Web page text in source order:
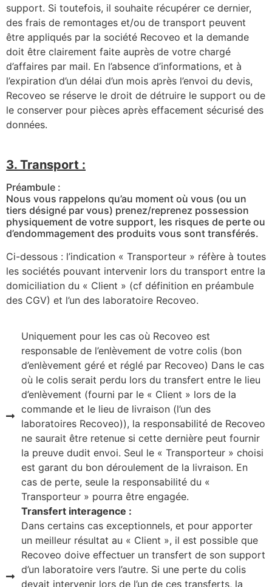
support. Si toutefois, il souhaite récupérer ce dernier,
des frais de remontages et/ou de transport peuvent
être appliqués par la société Recoveo et la demande
doit être clairement faite auprès de votre chargé
d’affaires par mail. En l’absence d’informations, et à
l’expiration d’un délai d’un mois après l’envoi du devis,
Recoveo se réserve le droit de détruire le support ou de
le conserver pour pièces après effacement sécurisé des
données.
3. Transport :
Préambule :
Nous vous rappelons qu’au moment où vous (ou un
tiers désigné par vous) prenez/reprenez possession
physiquement de votre support, les risques de perte ou
d’endommagement des produits vous sont transférés.
Ci-dessous : l’indication « Transporteur » réfère à toutes
les sociétés pouvant intervenir lors du transport entre la
domiciliation du « Client » (cf définition en préambule
des CGV) et l’un des laboratoire Recoveo.
Uniquement pour les cas où Recoveo est
responsable de l’enlèvement de votre colis (bon
d’enlèvement géré et réglé par Recoveo) Dans le cas
où le colis serait perdu lors du transfert entre le lieu
d’enlèvement (fourni par le « Client » lors de la
commande et le lieu de livraison (l’un des
laboratoires Recoveo)), la responsabilité de Recoveo
ne saurait être retenue si cette dernière peut fournir
la preuve dudit envoi. Seul le « Transporteur » choisi
est garant du bon déroulement de la livraison. En
cas de perte, seule la responsabilité du «
Transporteur » pourra être engagée.
Transfert interagence :
Dans certains cas exceptionnels, et pour apporter
un meilleur résultat au « Client », il est possible que
Recoveo doive effectuer un transfert de son support
d’un laboratoire vers l’autre. Si une perte du colis
devait intervenir lors de l’un de ces transferts, la